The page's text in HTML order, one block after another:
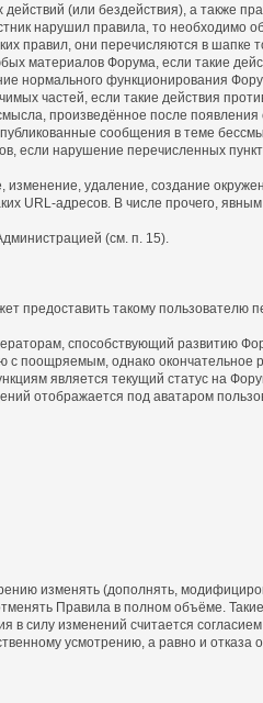
(или бездействия), а также
нарушил правила, то необходимо
правил, они перечисляются в шапке
материалов Форума, если такие
нормального функционирования
частей, если такие действия
произведённое после
сообщения в теме
если нарушение перечисленных
удаление, создание
URL-адресов. В числе прочего,
(см. п. 15).
предоставить такому
способствующий развитию
поощряемым, однако
является текущий статус на
отображается под аватаром
изменять (дополнять,
Правила в полном объёме.
силу изменений считается
усмотрению, а равно и отказа